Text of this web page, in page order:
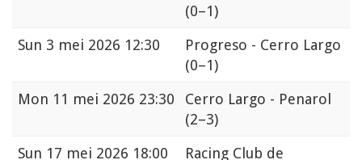
(0–1)
Sun 3 mei 2026 12:30
Progreso - Cerro Largo
(0–1)
Mon 11 mei 2026 23:30
Cerro Largo - Penarol
(2–3)
Sun 17 mei 2026 18:00
Racing Club de